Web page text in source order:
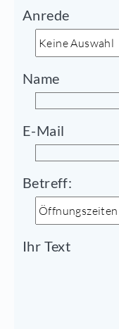
Anrede
Name
E-Mail
Betreff:
Ihr Text